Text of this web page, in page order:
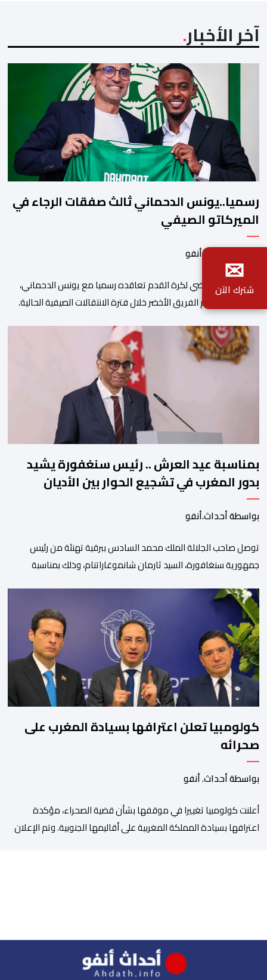
آخر الأخبار
رسميا..يونس الدحماني ثالث صفقات الرجاء في
الميركاتو الصيفي
بواسطة أحداث.أنفو
أعلن الرجاء الرياضي لكرة القدم تعاقده رسميا مع يونس الدحماني،
لتعزيز خط هجوم الفريق الأخضر خلال فترة الانتقالات الصيفية الحالية. ​
حيث يعول عليه الطاقم التقني للرجاء لتقديم الإضافة المرجوة في
المسابقات المحلية والقارية المقبلة. ​وجاء هذا التعاقد بعد أداء لافت
قدمه اللاعب برفقة اتحاد […]
بمناسبة عيد العرش .. رئيس سنغفورة يشيد
بدور المغرب في تشجيع الحوار بين الأديان
بواسطة أحداث.أنفو
توصل صاحب الجلالة الملك محمد السادس ببرقية تهنئة من رئيس
جمهورية سنغافورة، السيد ثارمان شانموغاراتنام، وذلك بمناسبة
وأعرب السيد شانموغاراتنام، في هذه البرقية، باسم الشعب
السنغافوري، عن أحر تهانئه وأطيب متمنياته بموفور الصحة ومزيد من
التوفيق لجلالة الملك، وللشعب المغربي بمزيد من السلام والازدهار.
وأشاد الرئيس […]
كولومبيا تعلن اعترافها بسيادة المغرب على
صحرائه
بواسطة أحداث. أنفو
أعلنت كولومبيا تغييرا في موقفها بشأن قضية الصحراء، مؤكدة
اعترافها بسيادة المملكة المغربية على أقاليمها الجنوبية. وتم الإعلان
✉
شترك الآن